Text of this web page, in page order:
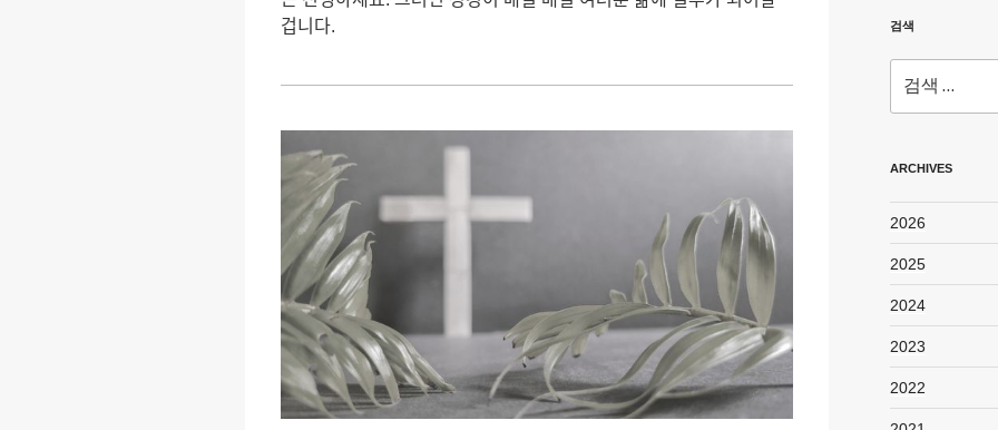
겁니다.
검색
색:
ARCHIVES
2026
2025
2024
2023
2022